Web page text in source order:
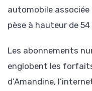
automobile associée
pèse à hauteur de
Les abonnements
englobent les
d’Amandine,